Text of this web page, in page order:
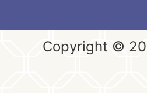
Copyright ©